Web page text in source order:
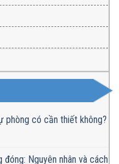
phòng có cần thiết không?
Nguyên nhân và cách